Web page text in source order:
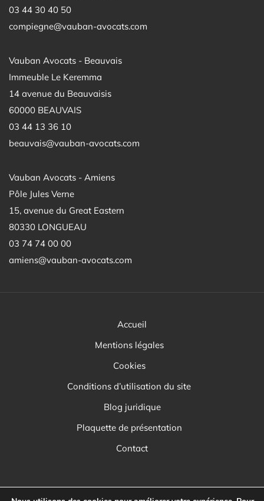
03 44 30 40 50
compiegne@vauban-avocats.com
Vauban Avocats - Beauvais
Immeuble Le Keremma
14 avenue du Beauvaisis
60000 BEAUVAIS
03 44 13 36 10
beauvais@vauban-avocats.com
Vauban Avocats - Amiens
Pôle Jules Verne
15, avenue du Great Eastern
80330 LONGUEAU
03 74 74 00 00
amiens@vauban-avocats.com
Accueil
Mentions légales
Cookies
Conditions d’utilisation du site
Blog juridique
Plaquette de présentation
Contact